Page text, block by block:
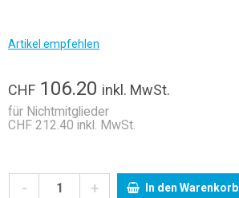
Artikel empfehlen
CHF 106.20 inkl. MwSt.
für Nichtmitglieder
CHF 212.40 inkl. MwSt.
- + In den Warenkorb